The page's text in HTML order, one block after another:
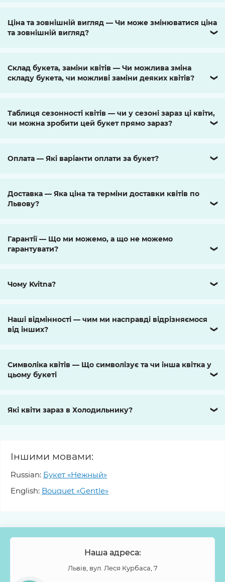
Ціна та зовнішній вигляд — Чи може змінюватися ціна
та зовнішній вигляд?
❯
Склад букета, заміни квітів — Чи можлива зміна
складу букета, чи можливі заміни деяких квітів?
❯
Таблиця сезонності квітів — чи у сезоні зараз ці квіти,
чи можна зробити цей букет прямо зараз?
❯
Оплата — Які варіанти оплати за букет? ❯
Доставка — Яка ціна та терміни доставки квітів по
Львову?
❯
Гарантії — Що ми можемо, а що не можемо
гарантувати?
❯
Чому Kvitna? ❯
Наші відмінності — чим ми насправді відрізняємося
від інших?
❯
Символіка квітів — Що символізує та чи інша квітка у
цьому букеті
❯
Які квіти зараз в Холодильнику? ❯
Іншими мовами:
Russian: Букет «Нежный»
English: Bouquet «Gentle»
Наша адреса:
Львів, вул. Леся Курбаса, 7